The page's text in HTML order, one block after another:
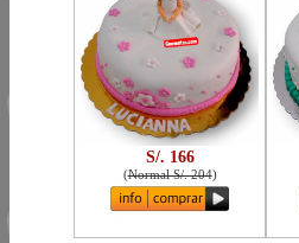
S/. 166
(Normal S/. 204)